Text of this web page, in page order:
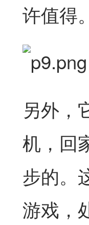
许值得。
另外，
机，回
步的。
游戏，